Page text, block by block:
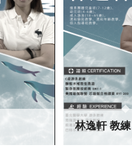
林逸軒 教練